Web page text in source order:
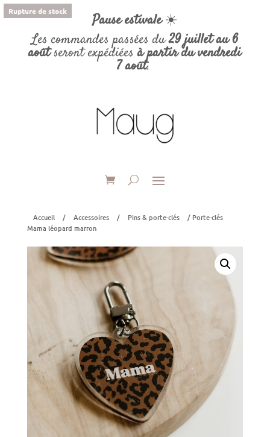
Pause estivale☀️
Les commandes passées du29 juillet au 6
aoûtseront expédiéesà partir du vendredi
7 août.
Rupture de stock
Accueil / Accessoires / Pins & porte-clés
/ Porte-clés
Mama léopard marron